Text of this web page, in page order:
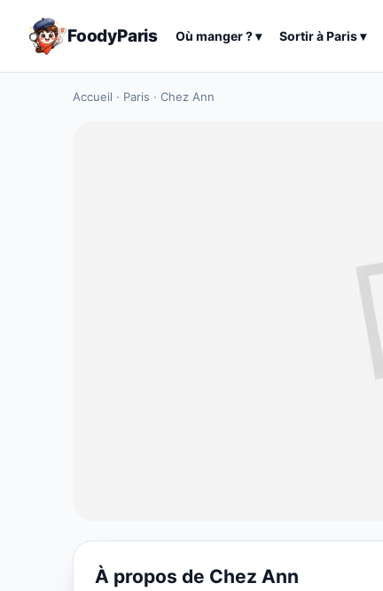
FoodyParis Où manger ?▾ Sortir àParis▾
Accueil · Paris · Chez Ann
À propos de Chez Ann